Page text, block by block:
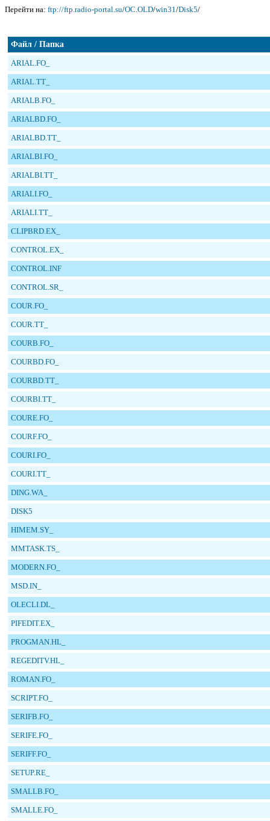
Перейти на: ftp://ftp.radio-portal.su/OC.OLD/win31/Disk5/
Файл / Папка
ARIAL.FO_
ARIAL.TT_
ARIALB.FO_
ARIALBD.FO_
ARIALBD.TT_
ARIALBI.FO_
ARIALBI.TT_
ARIALI.FO_
ARIALI.TT_
CLIPBRD.EX_
CONTROL.EX_
CONTROL.INF
CONTROL.SR_
COUR.FO_
COUR.TT_
COURB.FO_
COURBD.FO_
COURBD.TT_
COURBI.TT_
COURE.FO_
COURF.FO_
COURI.FO_
COURI.TT_
DING.WA_
DISK5
HIMEM.SY_
MMTASK.TS_
MODERN.FO_
MSD.IN_
OLECLI.DL_
PIFEDIT.EX_
PROGMAN.HL_
REGEDITV.HL_
ROMAN.FO_
SCRIPT.FO_
SERIFB.FO_
SERIFE.FO_
SERIFF.FO_
SETUP.RE_
SMALLB.FO_
SMALLE.FO_